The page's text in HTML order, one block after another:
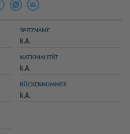
SPIELPLUS
SPITZNAME
k.A.
NATIONALITÄT
k.A.
RÜCKENNUMMER
k.A.